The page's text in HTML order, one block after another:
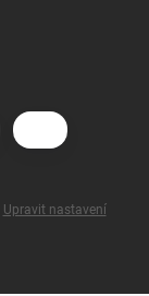
Upravit nastavení